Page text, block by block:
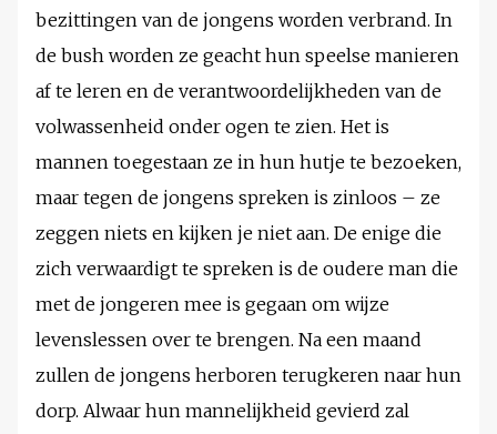
bezittingen van de jongens worden verbrand. In
de bush worden ze geacht hun speelse manieren
af te leren en de verantwoordelijkheden van de
volwassenheid onder ogen te zien. Het is
mannen toegestaan ze in hun hutje te bezoeken,
maar tegen de jongens spreken is zinloos – ze
zeggen niets en kijken je niet aan. De enige die
zich verwaardigt te spreken is de oudere man die
met de jongeren mee is gegaan om wijze
levenslessen over te brengen. Na een maand
zullen de jongens herboren terugkeren naar hun
dorp. Alwaar hun mannelijkheid gevierd zal